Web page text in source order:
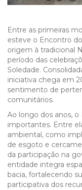
Entre as primeiras
esteve o Encontro
origem à tradicional
período das
Soledade.
iniciativa chega em
sentimento de
comunitários.
Ao longo dos anos,
importantes. Entre
ambiental, como
de esgoto e
da participação na
entidade integra
bacia, fortalecendo
participativa dos